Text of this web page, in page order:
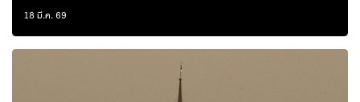
ครอบครัว
18 มี.ค. 69